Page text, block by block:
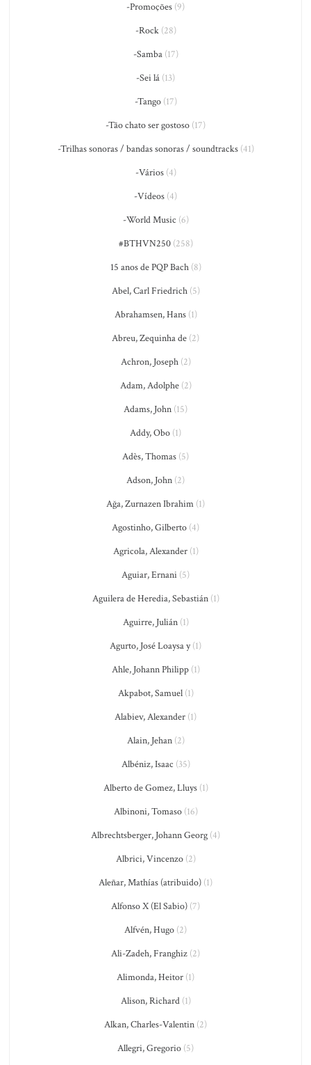
-Promoções (9)
-Rock(28)
-Samba(17)
-Sei lá (13)
-Tango(17)
-Tão chato ser gostoso (17)
-Trilhas sonoras / bandas sonoras / soundtracks(41)
-Vários(4)
-Vídeos (4)
-World Music (6)
#BTHVN250(258)
15 anos de PQP Bach(8)
Abel, Carl Friedrich(5)
Abrahamsen, Hans(1)
Abreu, Zequinha de (2)
Achron, Joseph(2)
Adam, Adolphe(2)
Adams, John (15)
Addy, Obo (1)
Adès, Thomas (5)
Adson, John (2)
Ağa, Zurnazen Ibrahim (1)
Agostinho, Gilberto (4)
Agricola, Alexander(1)
Aguiar, Ernani (5)
Aguilera de Heredia, Sebastián(1)
Aguirre, Julián(1)
Agurto, José Loaysa y(1)
Ahle, Johann Philipp(1)
Akpabot, Samuel(1)
Alabiev, Alexander (1)
Alain, Jehan(2)
Albéniz, Isaac (35)
Alberto de Gomez, Lluys(1)
Albinoni, Tomaso(16)
Albrechtsberger, Johann Georg (4)
Albrici, Vincenzo(2)
Aleñar, Mathías (atribuido) (1)
Alfonso X (El Sabio) (7)
Alfvén, Hugo (2)
Ali-Zadeh, Franghiz (2)
Alimonda, Heitor (1)
Alison, Richard(1)
Alkan, Charles-Valentin (2)
Allegri, Gregorio (5)